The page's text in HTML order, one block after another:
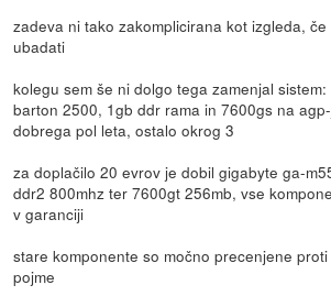
zadeva ni tako zakomplicirana kot izgleda,
ubadati
kolegu sem še ni dolgo tega zamenjal
barton 2500, 1gb ddr rama in 7600gs na
dobrega pol leta, ostalo okrog 3
za doplačilo 20 evrov je dobil gigabyte ga-
ddr2 800mhz ter 7600gt 256mb, vse
v garanciji
stare komponente so močno precenjene
pojme